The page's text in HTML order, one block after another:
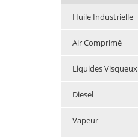
Huile Industrielle
Air Comprimé
Liquides Visqueux
Diesel
Vapeur